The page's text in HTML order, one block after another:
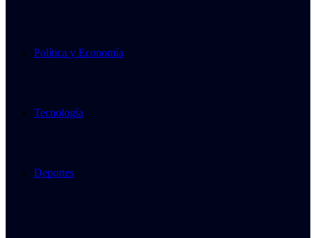
Política y Economía
Tecnología
Deportes